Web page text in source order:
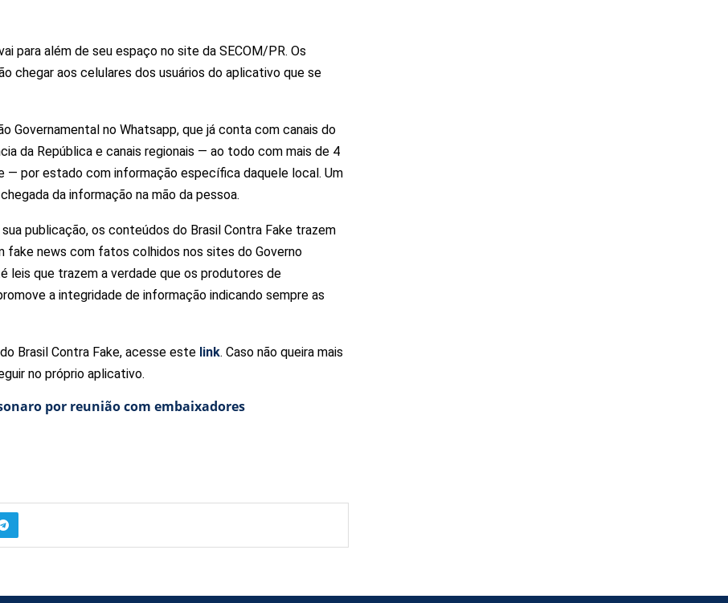
para além de seu espaço no site da SECOM/PR. Os
chegar aos celulares dos usuários do aplicativo que se
Governamental no Whatsapp, que já conta com canais do
da República e canais regionais — ao todo com mais de 4
— por estado com informação específica daquele local. Um
da informação na mão da pessoa.
publicação, os conteúdos do Brasil Contra Fake trazem
fake news com fatos colhidos nos sites do Governo
leis que trazem a verdade que os produtores de
a integridade de informação indicando sempre as
Brasil Contra Fake, acesse este link. Caso não queira mais
no próprio aplicativo.
por reunião com embaixadores